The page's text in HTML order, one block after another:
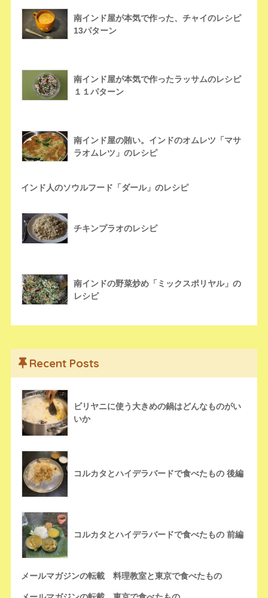
南インド屋が本気で作った、チャイのレシピ
13パターン
南インド屋が本気で作ったラッサムのレシピ
１１パターン
南インド屋の賄い。インドのオムレツ「マサ
ラオムレツ」のレシピ
インド人のソウルフード「ダール」のレシピ
チキンプラオのレシピ
南インドの野菜炒め「ミックスポリヤル」の
レシピ
Recent Posts
ビリヤニに使う大きめの鍋はどんなものがい
いか
コルカタとハイデラバードで食べたもの 後編
コルカタとハイデラバードで食べたもの 前編
メールマガジンの転載 料理教室と東京で食べたもの